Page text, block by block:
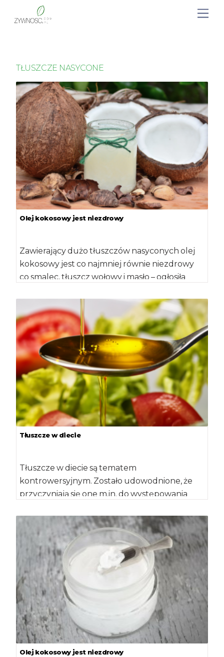
TŁUSZCZE NASYCONE
Olej kokosowy jest niezdrowy
Zawierający dużo tłuszczów nasyconych olej
kokosowy jest co najmniej równie niezdrowy
co smalec, tłuszcz wołowy i masło – ogłosiła
Tłuszcze w diecie
Tłuszcze w diecie są tematem
kontrowersyjnym. Zostało udowodnione, że
przyczyniają się one m.in. do występowania
Olej kokosowy jest niezdrowy